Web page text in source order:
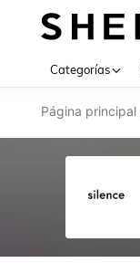
Categorías
Página principal